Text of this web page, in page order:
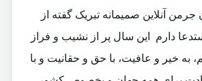
جرمن آنلاین صمیمانه تبریک گفته از
دارم این سال پر از نشیب و فراز
به خیر و عافیت، با حق و حقانیت و با